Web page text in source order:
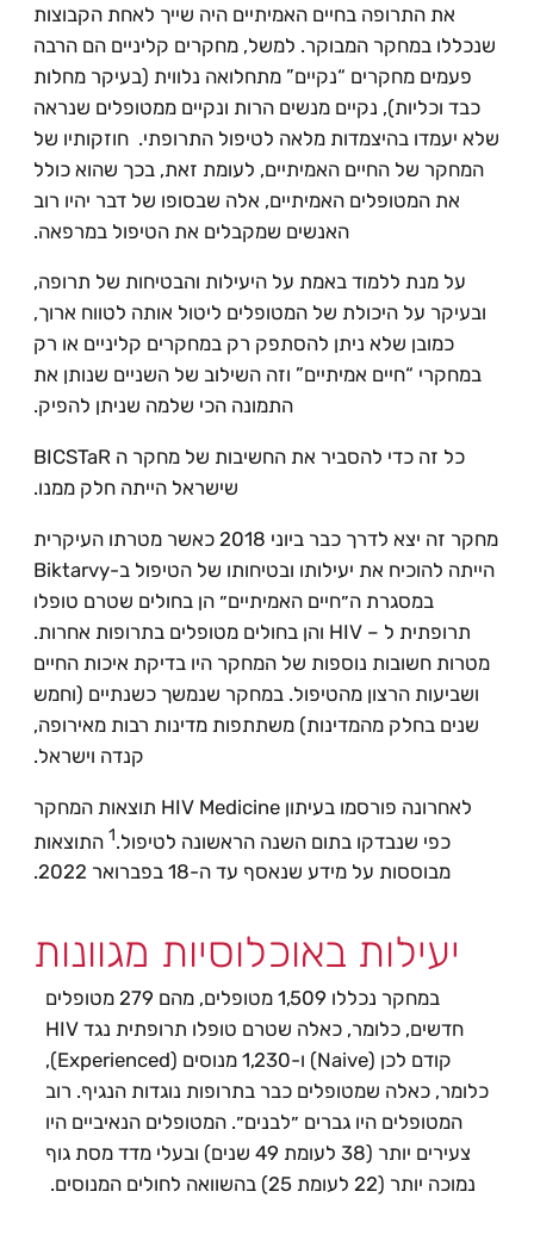
את התרופה בחיים האמיתיים היה שייך לאחת הקבוצות
שנכללו במחקר המבוקר. למשל, מחקרים קליניים הם הרבה
פעמים מחקרים “נקיים” מתחלואה נלווית (בעיקר מחלות
כבד וכליות), נקיים מנשים הרות ונקיים ממטופלים שנראה
שלא יעמדו בהיצמדות מלאה לטיפול התרופתי. חוזקותיו של
המחקר של החיים האמיתיים, לעומת זאת, בכך שהוא כולל
את המטופלים האמיתיים, אלה שבסופו של דבר יהיו רוב
האנשים שמקבלים את הטיפול במרפאה.
על מנת ללמוד באמת על היעילות והבטיחות של תרופה,
ובעיקר על היכולת של המטופלים ליטול אותה לטווח ארוך,
כמובן שלא ניתן להסתפק רק במחקרים קליניים או רק
במחקרי “חיים אמיתיים” וזה השילוב של השניים שנותן את
התמונה הכי שלמה שניתן להפיק.
כל זה כדי להסביר את החשיבות של מחקר ה BICSTaR
שישראל הייתה חלק ממנו.
מחקר זה יצא לדרך כבר ביוני 2018 כאשר מטרתו העיקרית
הייתה להוכיח את יעילותו ובטיחותו של הטיפול ב-Biktarvy
במסגרת ה״חיים האמיתיים״ הן בחולים שטרם טופלו
תרופתית ל – HIV והן בחולים מטופלים בתרופות אחרות.
מטרות חשובות נוספות של המחקר היו בדיקת איכות החיים
ושביעות הרצון מהטיפול. במחקר שנמשך כשנתיים (וחמש
שנים בחלק מהמדינות) משתתפות מדינות רבות מאירופה,
קנדה וישראל.
לאחרונה פורסמו בעיתון HIV Medicine תוצאות המחקר
כפי שנבדקו בתום השנה הראשונה לטיפול.1 התוצאות
מבוססות על מידע שנאסף עד ה-18 בפברואר 2022.
יעילות באוכלוסיות מגוונות
במחקר נכללו 1,509 מטופלים, מהם 279 מטופלים
חדשים, כלומר, כאלה שטרם טופלו תרופתית נגד HIV
קודם לכן (Naive) ו-1,230 מנוסים (Experienced),
כלומר, כאלה שמטופלים כבר בתרופות נוגדות הנגיף. רוב
המטופלים היו גברים ״לבנים״. המטופלים הנאיביים היו
צעירים יותר (38 לעומת 49 שנים) ובעלי מדד מסת גוף
נמוכה יותר (22 לעומת 25) בהשוואה לחולים המנוסים.